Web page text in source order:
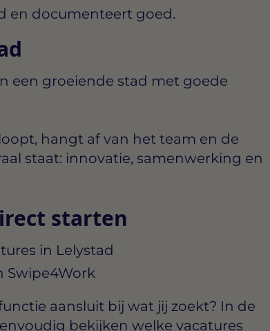
en documenteert goed.
een groeiende stad met goede
hangt af van het team en de
staat: innovatie, samenwerking en
starten
in Lelystad
Swipe4Work
aansluit bij wat jij zoekt? In de
bekijken welke vacatures